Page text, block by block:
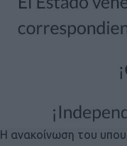
Η ανακοίνωση του